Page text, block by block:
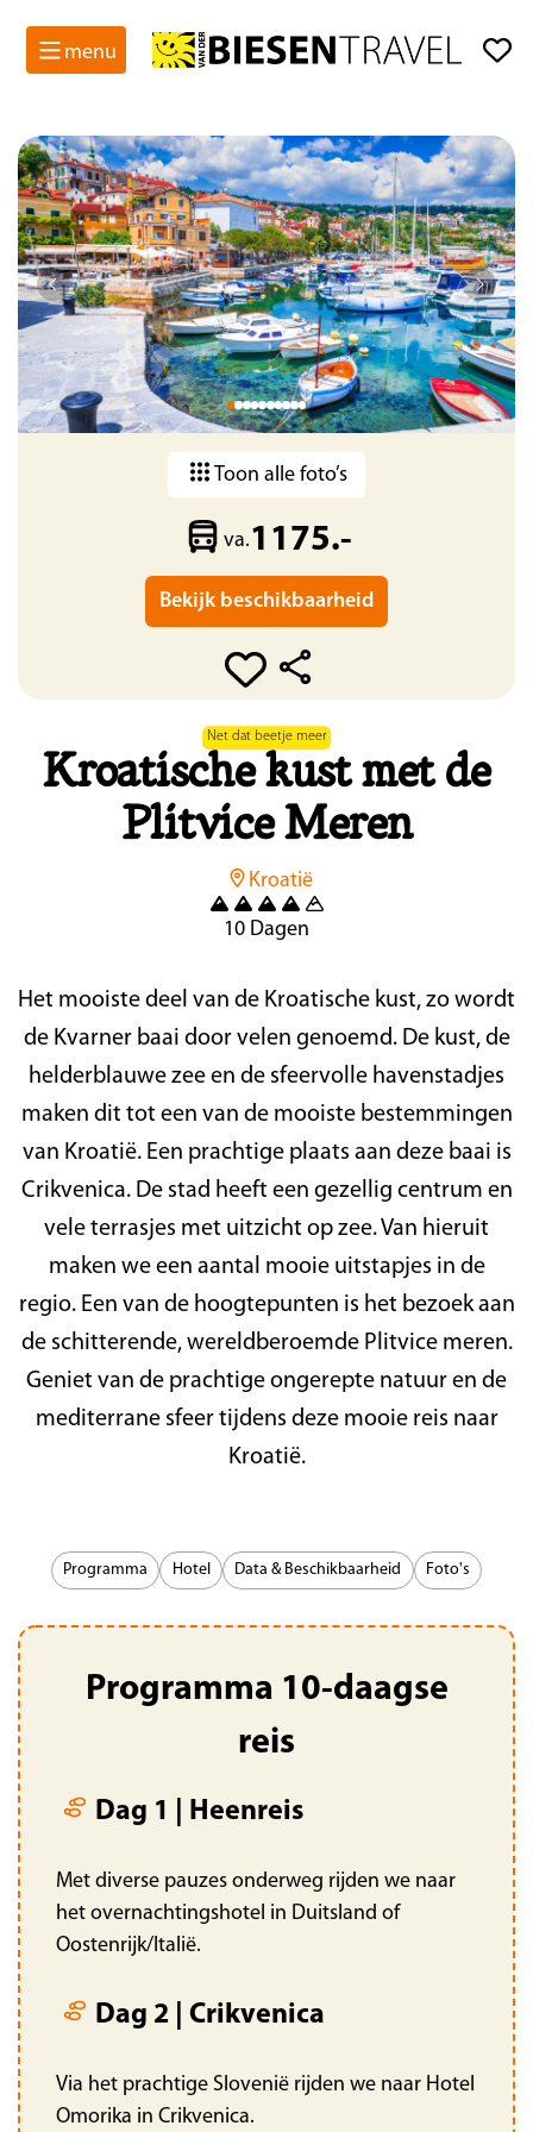
menu
Bijna gegarandeerde data
va.1175.-
Bekijk beschikbaarheid
Toon alle foto’s
Net dat beetje meer
Kroatische kust met de
Plitvice Meren
Kroatië
10 Dagen
Het mooiste deel van de Kroatische kust, zo wordt
de Kvarner baai door velen genoemd. De kust, de
helderblauwe zee en de sfeervolle havenstadjes
maken dit tot een van de mooiste bestemmingen
van Kroatië. Een prachtige plaats aan deze baai is
Crikvenica. De stad heeft een gezellig centrum en
vele terrasjes met uitzicht op zee. Van hieruit
maken we een aantal mooie uitstapjes in de
regio. Een van de hoogtepunten is het bezoek aan
de schitterende, wereldberoemde Plitvice meren.
Geniet van de prachtige ongerepte natuur en de
mediterrane sfeer tijdens deze mooie reis naar
Kroatië.
Programma Hotel Data & Beschikbaarheid Foto's
Programma 10-daagse
reis
Dag 1 | Heenreis
Met diverse pauzes onderweg rijden we naar
het overnachtingshotel in Duitsland of
Oostenrijk/Italië.
Dag 2 | Crikvenica
Via het prachtige Slovenië rijden we naar Hotel
Omorika in Crikvenica.